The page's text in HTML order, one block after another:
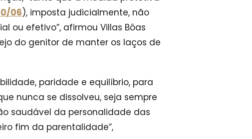
06), imposta judicialmente, não
ou efetivo”, afirmou Villas Bôas
do genitor de manter os laços de
paridade e equilíbrio, para
nunca se dissolveu, seja sempre
saudável da personalidade das
fim da parentalidade”,